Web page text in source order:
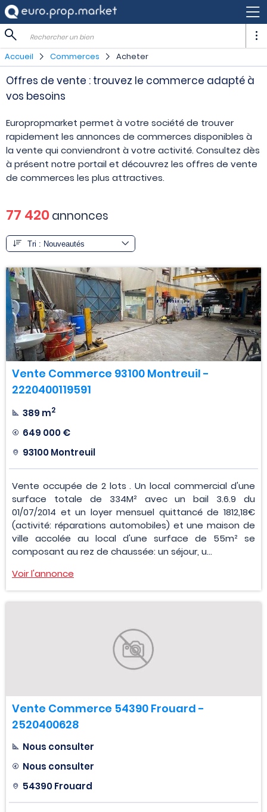
Rechercher un bien
Accueil Commerces Acheter
Offres de vente : trouvez le commerce adapté à
vos besoins
Europropmarket permet à votre société de trouver
rapidement les annonces de commerces disponibles à
la vente qui conviendront à votre activité. Consultez dès
à présent notre portail et découvrez les offres de vente
de commerces les plus attractives.
77 420annonces
Vente Commerce 93100 Montreuil -
2220400119591
389 m2
649 000 €
93100 Montreuil
Vente occupée de 2 lots . Un local commercial d'une
surface totale de 334M² avec un bail 3.6.9 du
01/07/2014 et un loyer mensuel quittancé de 1812,18€
(activité: réparations automobiles) et une maison de
ville accolée au local d'une surface de 55m² se
composant au rez de chaussée: un séjour, u...
Voir l'annonce
Vente Commerce 54390 Frouard -
2520400628
Nous consulter
Nous consulter
54390 Frouard